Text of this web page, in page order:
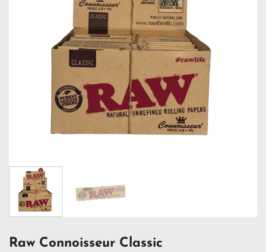
Raw Connoisseur Classic